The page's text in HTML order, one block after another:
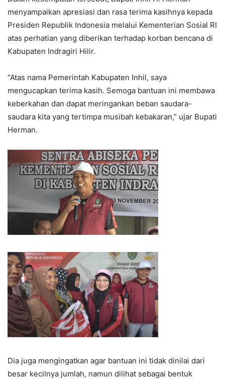
menyampaikan apresiasi dan rasa terima kasihnya kepada
Presiden Republik Indonesia melalui Kementerian Sosial RI
atas perhatian yang diberikan terhadap korban bencana di
Kabupaten Indragiri Hilir.
“Atas nama Pemerintah Kabupaten Inhil, saya
mengucapkan terima kasih. Semoga bantuan ini membawa
keberkahan dan dapat meringankan beban saudara-
saudara kita yang tertimpa musibah kebakaran,” ujar Bupati
Herman.
Dia juga mengingatkan agar bantuan ini tidak dinilai dari
besar kecilnya jumlah, namun dilihat sebagai bentuk